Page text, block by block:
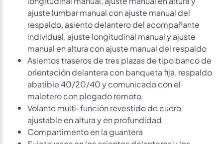
ajuste lumbar manual con ajuste manual del
respaldo, asiento delantero del acompañante
individual, ajuste longitudinal manual y ajuste
manual en altura con ajuste manual del respaldo
Asientos traseros de tres plazas de tipo banco de
orientación delantera con banqueta fija, respaldo
abatible 40/20/40 y comunicado con el
maletero con plegado remoto
Volante multi-función revestido de cuero
ajustable en altura y en profundidad
Compartimento en la guantera